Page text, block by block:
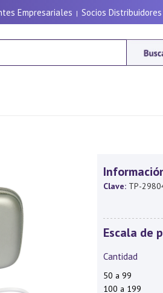
Empresariales | Socios Distribuidores
Clave: TP-
Escala de
Cantidad
50 a 99
100 a 199